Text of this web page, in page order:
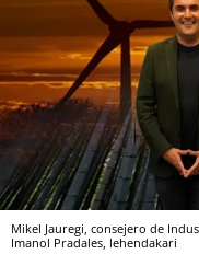
Mikel Jauregi, consejero de
Imanol Pradales, lehendakari